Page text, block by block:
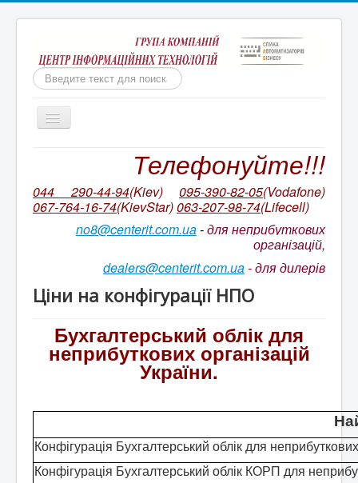
Пошук
Включить/
выключить
Бухгалтерія для неприбуткових організацій
Бухгалтерський облік КОРП для неприбуткових
організацій України
Оновлення БАС НПО. Відео на YouTube
Супровід неприбуткової конфігурації
Ціни на пакетів сервісів ІТС
BAS Комплексне управління підприємством
Business automation software for accounting. PROF
Відповіді на деякі питання, стосовно Облікових
Безоплатна допомога в бухгалтеії для НПО.
Відео на YouTube
Телефонуйте!!!
044 290-44-94(Kiev) 095-390-82-05(Vodafone)
067-764-16-74(KievStar)063-207-98-74(Lifecell)
no8@centerit.com.ua-для неприбуткових
організацій,
dealers@centerit.com.ua-для дилерів
Ціни на конфігурації НПО
Бухгалтерський облік для
неприбуткових організацій
України.
Конфігурація Бухгалтерський облік для
Конфігурація Бухгалтерський облік КОРП для